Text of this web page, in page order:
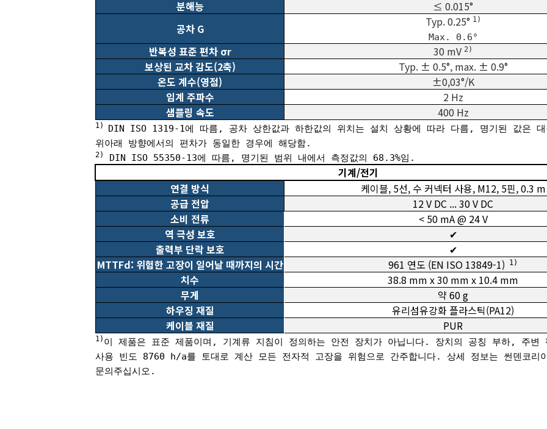
분해능
≤ 0.015°
공차 G
Typ. 0.25° 1)
Max. 0.6°
반복성 표준 편차 σr 30 mV 2)
보상된 교차 감도(2축)
Typ. ± 0.5°, max. ± 0.9°
온도 계수(영점)
±0,03°/K
임계 주파수
2 Hz
샘플링 속도
400 Hz
1)
DIN ISO 1319-1에 따름, 공차 상한값과 하한값의 위치는 설치 상황에 따라 다름, 명기된 값은
위아래 방향에서의 편차가 동일한 경우에 해당함.
2) DIN ISO 55350-13에 따름, 명기된 범위 내에서 측정값의 68.3%임.
기계/전기
연결 방식
케이블, 5선, 수 커넥터 사용, M12, 5핀, 0.3 m
공급 전압
12 V DC ... 30 V DC
소비 전류
< 50 mA @ 24 V
역 극성 보호
✔
출력부 단락 보호
✔
MTTFd: 위험한 고장이 일어날 때까지의 시간
961 연도 (EN ISO 13849-1) 1)
치수
38.8 mm x 30 mm x 10.4 mm
무게
약 60 g
하우징 재질
유리섬유강화 플라스틱(PA12)
케이블 재질
PUR
1) 이 제품은 표준 제품이며, 기계류 지침이 정의하는 안전 장치가 아닙니다. 장치의 공칭 부하, 주변
사용 빈도 8760 h/a를 토대로 계산 모든 전자적 고장을 위험으로 간주합니다. 상세 정보는 썬덴코리
문의주십시오.